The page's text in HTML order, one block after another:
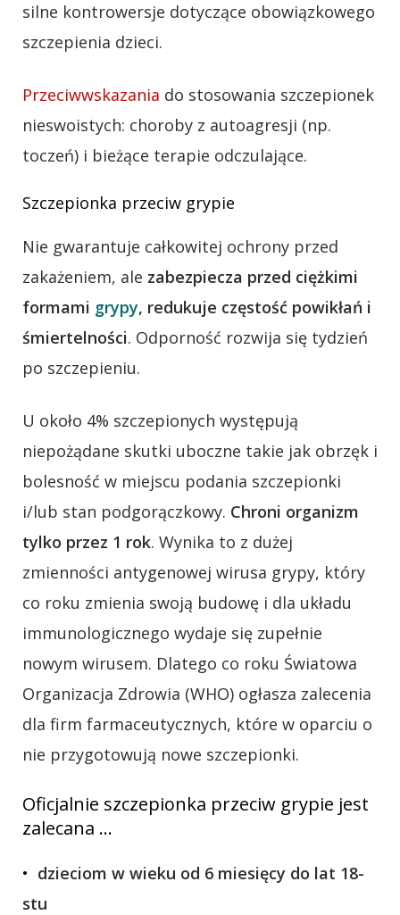
silne kontrowersje dotyczące obowiązkowego
szczepienia dzieci.
Przeciwwskazania do stosowania szczepionek
nieswoistych: choroby z autoagresji (np.
toczeń) i bieżące terapie odczulające.
Szczepionka przeciw grypie
Nie gwarantuje całkowitej ochrony przed
zakażeniem, ale zabezpiecza przed ciężkimi
formami grypy, redukuje częstość powikłań i
śmiertelności. Odporność rozwija się tydzień
po szczepieniu.
U około 4% szczepionych występują
niepożądane skutki uboczne takie jak obrzęk i
bolesność w miejscu podania szczepionki
i/lub stan podgorączkowy. Chroni organizm
tylko przez 1 rok. Wynika to z dużej
zmienności antygenowej wirusa grypy, który
co roku zmienia swoją budowę i dla układu
immunologicznego wydaje się zupełnie
nowym wirusem. Dlatego co roku Światowa
Organizacja Zdrowia (WHO) ogłasza zalecenia
dla firm farmaceutycznych, które w oparciu o
nie przygotowują nowe szczepionki.
Oficjalnie szczepionka przeciw grypie jest
zalecana …
dzieciom w wieku od 6 miesięcy do lat 18-
stu